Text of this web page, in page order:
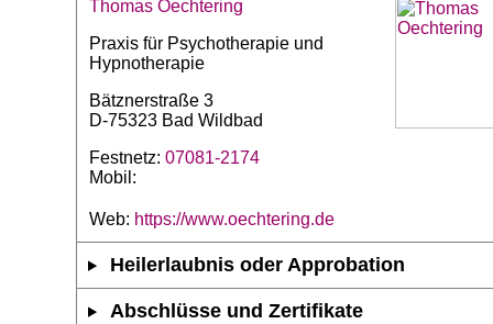
Thomas Oechtering
Praxis für Psychotherapie und
Hypnotherapie
Bätznerstraße 3
D-75323 Bad Wildbad
Festnetz: 07081-2174
Mobil:
Web: https://www.oechtering.de
Heilerlaubnis oder Approbation
Abschlüsse und Zertifikate